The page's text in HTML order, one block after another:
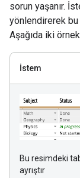
sorun yaşanır.
yönlendirerek
Aşağıda iki
İstem
Bu resimdeki
ayrıştır